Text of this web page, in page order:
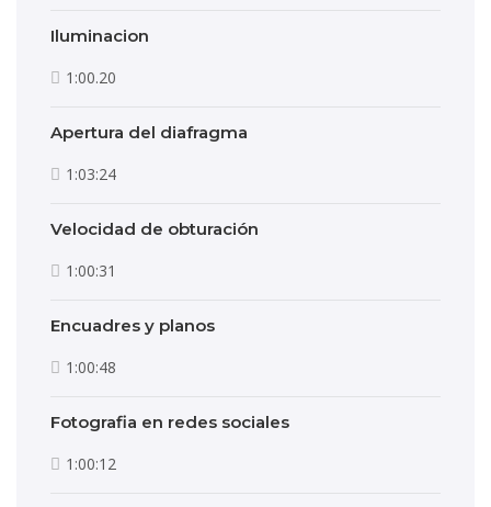
Iluminacion
1:00.20
Apertura del diafragma
1:03:24
Velocidad de obturación
1:00:31
Encuadres y planos
1:00:48
Fotografia en redes sociales
1:00:12